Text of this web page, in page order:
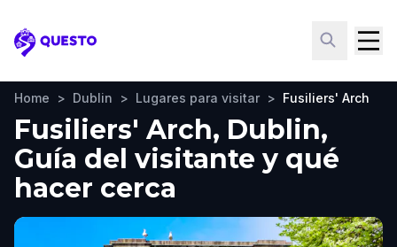
Questo
Home > Dublin > Lugares para visitar > Fusiliers' Arch
Fusiliers' Arch, Dublin,
Guía del visitante y qué
hacer cerca